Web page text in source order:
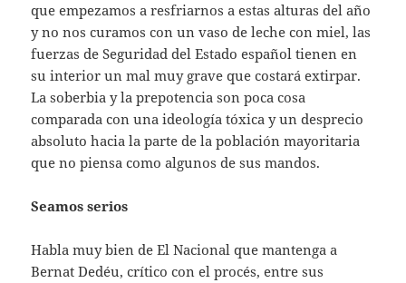
que empezamos a resfriarnos a estas alturas del año
y no nos curamos con un vaso de leche con miel, las
fuerzas de Seguridad del Estado español tienen en
su interior un mal muy grave que costará extirpar.
La soberbia y la prepotencia son poca cosa
comparada con una ideología tóxica y un desprecio
absoluto hacia la parte de la población mayoritaria
que no piensa como algunos de sus mandos.
Seamos serios
Habla muy bien de El Nacional que mantenga a
Bernat Dedéu, crítico con el procés, entre sus